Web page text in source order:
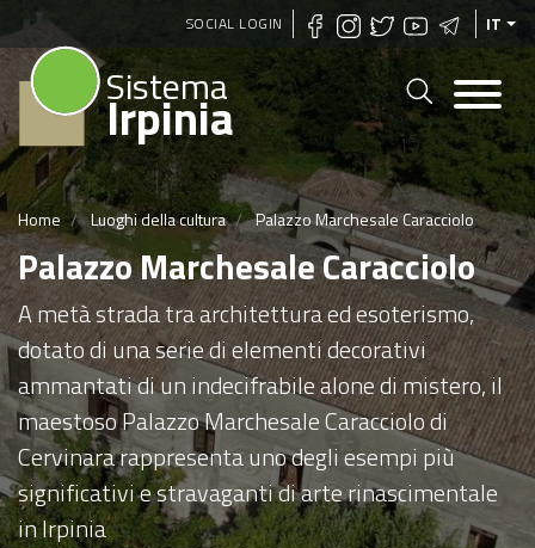
Salta
contenuto
principale
SOCIAL LOGIN IT
Sistema
Irpinia
Home Luoghi della cultura Palazzo Marchesale Caracciolo
Palazzo Marchesale Caracciolo
A metà strada tra architettura ed esoterismo,
dotato di una serie di elementi decorativi
ammantati di un indecifrabile alone di mistero, il
maestoso Palazzo Marchesale Caracciolo di
Cervinara rappresenta uno degli esempi più
significativi e stravaganti di arte rinascimentale
in Irpinia